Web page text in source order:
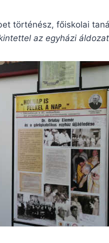
történész, főiskolai
az egyházi